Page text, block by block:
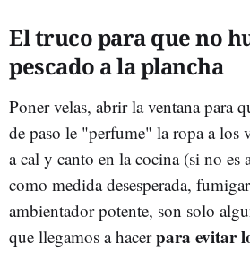
El truco para que no
pescado a la plancha
Poner velas, abrir la ventana para
de paso le "perfume" la ropa a los
a cal y canto en la cocina (si no es
como medida desesperada,
ambientador potente, son solo
que llegamos a hacerpara evitar